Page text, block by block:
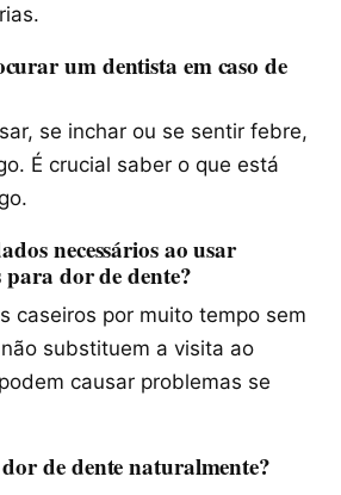
um dentista em caso de
se inchar ou se sentir febre,
É crucial saber o que está
necessários ao usar
para dor de dente?
caseiros por muito tempo sem
substituem a visita ao
causar problemas se
de dente naturalmente?